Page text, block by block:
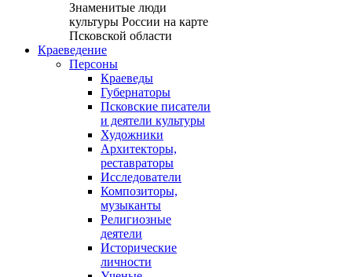
Знаменитые люди
культуры России на карте
Псковской области
Краеведение
Персоны
Краеведы
Губернаторы
Псковские писатели
и деятели культуры
Художники
Архитекторы,
реставраторы
Исследователи
Композиторы,
музыканты
Религиозные
деятели
Исторические
личности